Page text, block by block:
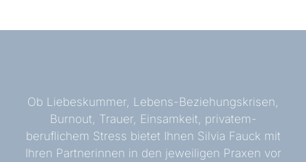
Ob Liebeskummer, Lebens-Beziehungskrisen,
Burnout, Trauer, Einsamkeit, privatem-
beruflichem Stress bietet Ihnen Silvia Fauck mit
Ihren Partnerinnen in den jeweiligen Praxen vor